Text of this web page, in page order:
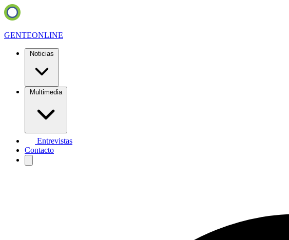
GENTEONLINE
Noticias
Multimedia
Entrevistas
Contacto